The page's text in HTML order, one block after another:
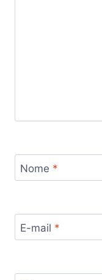
Nome *
E-mail *